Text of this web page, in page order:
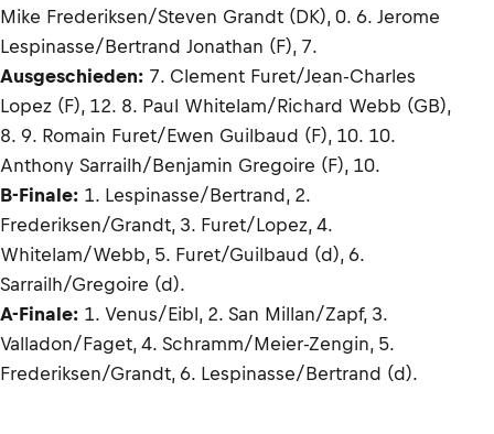
Mike Frederiksen/Steven Grandt (DK), 0. 6. Jerome
Lespinasse/Bertrand Jonathan (F), 7.
Ausgeschieden: 7. Clement Furet/Jean-Charles
Lopez (F), 12. 8. Paul Whitelam/Richard Webb (GB),
8. 9. Romain Furet/Ewen Guilbaud (F), 10. 10.
Anthony Sarrailh/Benjamin Gregoire (F), 10.
B-Finale: 1. Lespinasse/Bertrand, 2.
Frederiksen/Grandt, 3. Furet/Lopez, 4.
Whitelam/Webb, 5. Furet/Guilbaud (d), 6.
Sarrailh/Gregoire (d).
A-Finale: 1. Venus/Eibl, 2. San Millan/Zapf, 3.
Valladon/Faget, 4. Schramm/Meier-Zengin, 5.
Frederiksen/Grandt, 6. Lespinasse/Bertrand (d).